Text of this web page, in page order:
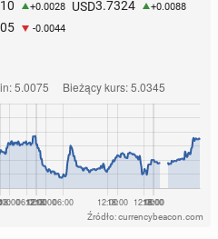
+0.0028 USD3.7324 +0.0088
-0.0044
Źródło: currencybeacon.com